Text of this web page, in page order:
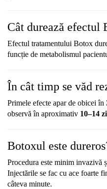
Cât durează efectul
Efectul tratamentului Botox
funcție de metabolismul
În cât timp se văd
Primele efecte aparde obiceiîn
observăîn aproximativ 10–14
Botoxul este
Procedura este minim invazivă
Injectările se fac cu ace foarte
câteva minute.